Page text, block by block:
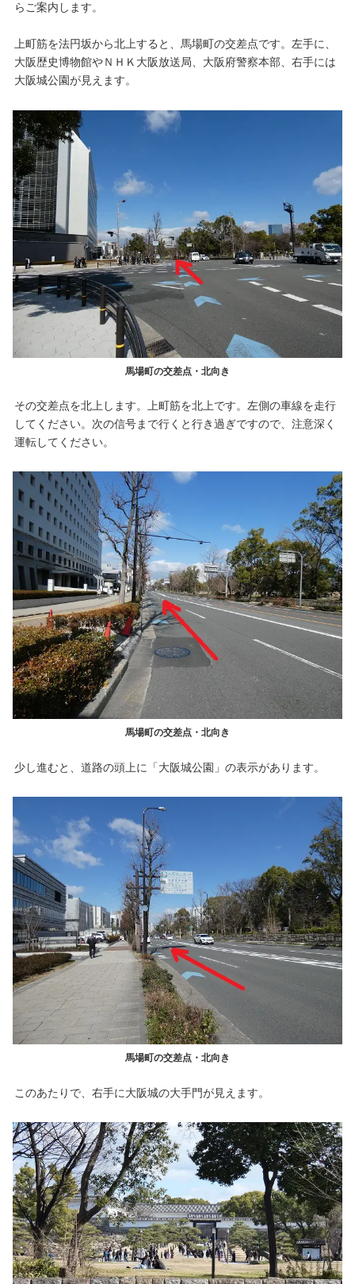
らご案内します。
上町筋を法円坂から北上すると、馬場町の交差点です。左手に、
大阪歴史博物館やＮＨＫ大阪放送局、大阪府警察本部、右手には
大阪城公園が見えます。
馬場町の交差点・北向き
その交差点を北上します。上町筋を北上です。左側の車線を走行
してください。次の信号まで行くと行き過ぎですので、注意深く
運転してください。
馬場町の交差点・北向き
少し進むと、道路の頭上に「大阪城公園」の表示があります。
馬場町の交差点・北向き
このあたりで、右手に大阪城の大手門が見えます。